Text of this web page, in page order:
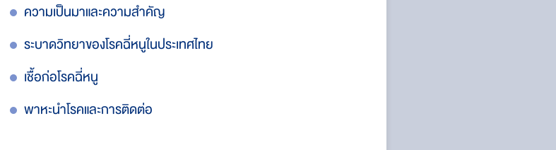
ความเป็นมาและความสำคัญ
ระบาดวิทยาของโรคฉี่หนูในประเทศไทย
เชื้อก่อโรคฉี่หนู
พาหะนำโรคและการติดต่อ